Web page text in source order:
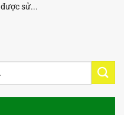
được sử...